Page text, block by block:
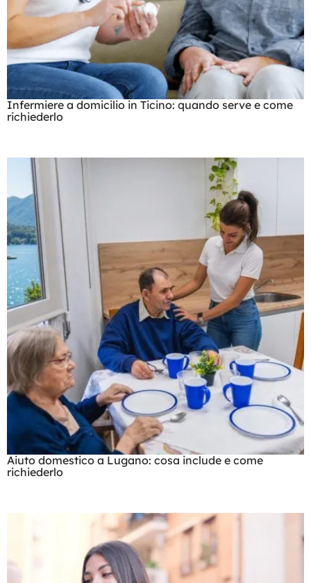
Infermiere a domicilio in Ticino: quando serve e come
richiederlo
Aiuto domestico a Lugano: cosa include e come
richiederlo